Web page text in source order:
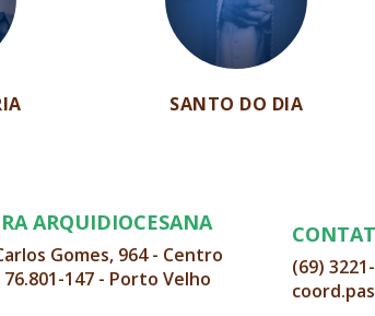
SANTO DO DIA
ARQUIDIOCESANA
Gomes, 964 - Centro
76.801-147 - Porto Velho
(69)